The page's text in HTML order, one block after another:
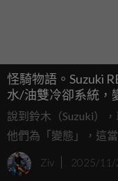
怪騎物語。Suzuki
水/油雙冷卻系統，
說到鈴木（Suzuki）
他們為「變態」，這
總敢在技術上劍走偏
技。在 1970 年代，當
Ziv 2025/11/